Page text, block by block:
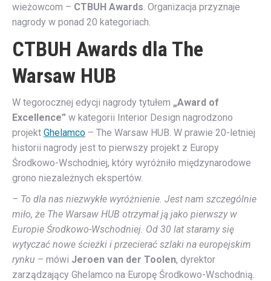
wieżowcom – CTBUH Awards. Organizacja przyznaje
nagrody w ponad 20 kategoriach.
CTBUH Awards dla The
Warsaw HUB
W tegorocznej edycji nagrody tytułem „Award of
Excellence” w kategorii Interior Design nagrodzono
projekt Ghelamco – The Warsaw HUB. W prawie 20-letniej
historii nagrody jest to pierwszy projekt z Europy
Środkowo-Wschodniej, który wyróżniło międzynarodowe
grono niezależnych ekspertów.
– To dla nas niezwykłe wyróżnienie. Jest nam szczególnie
miło, że The Warsaw HUB otrzymał ją jako pierwszy w
Europie Środkowo-Wschodniej. Od 30 lat staramy się
wytyczać nowe ścieżki i przecierać szlaki na europejskim
rynku – mówi Jeroen van der Toolen, dyrektor
zarządzający Ghelamco na Europę Środkowo-Wschodnią.